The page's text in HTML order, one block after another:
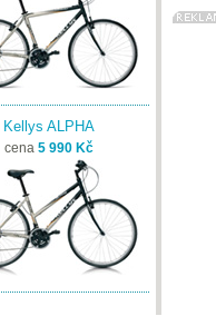
Kellys ALPHA
cena 5 990 Kč